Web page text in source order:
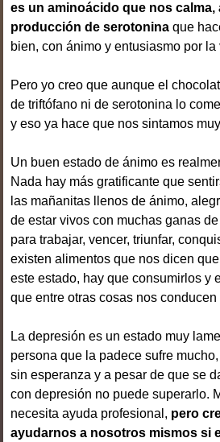
es un aminoácido que nos calma,
producción de serotoninaque
bien, con ánimo y entusiasmo por la
Pero yo creo que aunque el
de triftófano ni de serotonina lo
y eso ya hace que nos sintamos
Un buen estado de ánimo es
Nada hay más gratificante que
las mañanitas llenos de ánimo,
de estar vivos con muchas ganas
para trabajar, vencer, triunfar,
existen alimentos que nos dicen
este estado, hay que consumirlos y
que entre otras cosas nos
La depresión es un estado muy
persona que la padece sufre
sin esperanza y a pesar de que se
con depresión no puede superarlo.
necesita ayuda profesional, pero
ayudarnos a nosotros mismos si